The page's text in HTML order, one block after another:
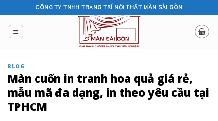
to
content
CÔNG TY TNHH TRANG TRÍ NỘI THẤT MÀN SÀI GÒN
BLOG
Màn cuốn in tranh hoa quả giá rẻ,
mẫu mã đa dạng, in theo yêu cầu tại
TPHCM